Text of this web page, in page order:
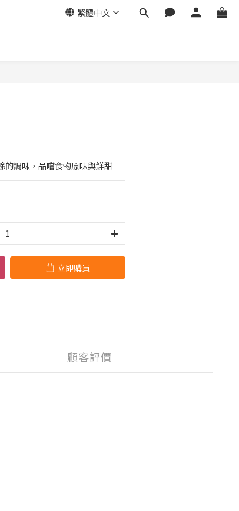
繁體中文
的調味，品嚐食物原味與鮮甜
立即購買
顧客評價